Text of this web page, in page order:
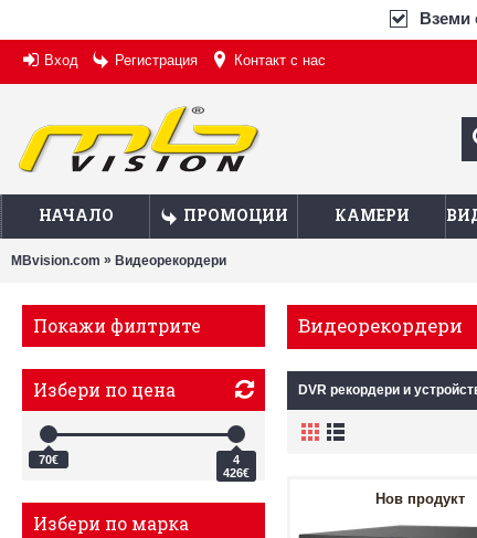
Вземи
Вход Регистрация Контакт с нас
НАЧАЛО ПРОМОЦИИ КАМЕРИ
MBvision.com » Видеорекордери
Покажи филтрите
Избери по цена
70€
4
426€
Избери по марка
Видеорекордери
DVR рекордери и
Нов продукт